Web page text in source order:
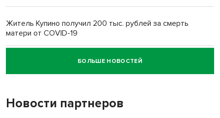
Житель Купино получил 200 тыс. рублей за смерть
матери от COVID-19
Новосибирский суд наказал водителя за смерть
пенсионерки на вокзале
«Мы живём на пастбище!»: в новосибирском селе лошади
терроризируют жителей
БОЛЬШЕ НОВОСТЕЙ
Новости партнеров